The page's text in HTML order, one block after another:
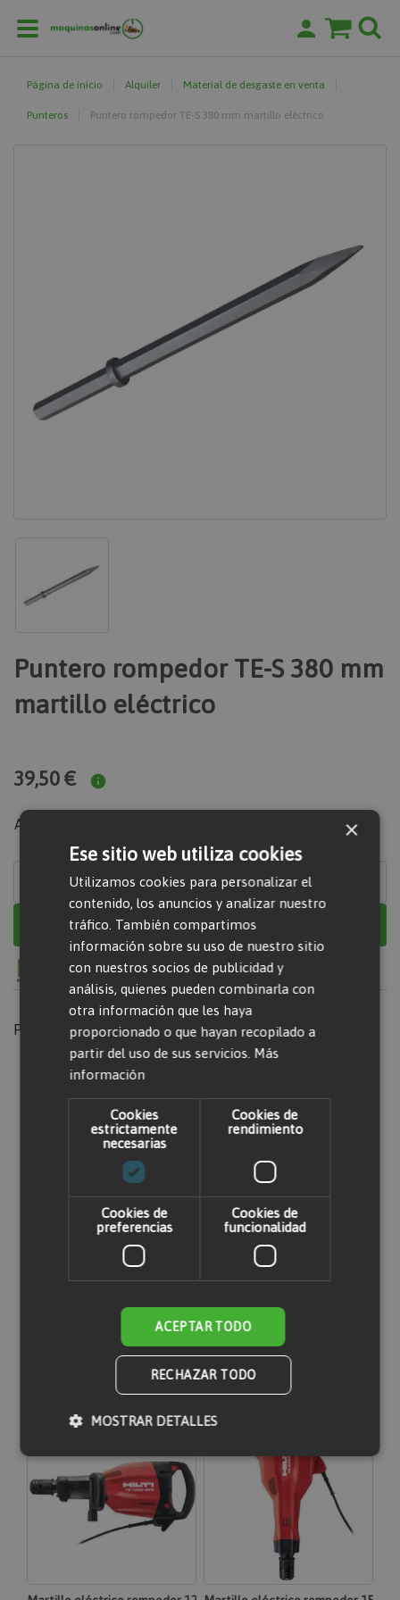
Página de inicio Alquiler Material de desgaste en venta
Punteros Puntero rompedor TE-S 380 mm martillo eléctrico
Puntero rompedor TE-S 380 mm
martillo eléctrico
39,50 €
Artículo en venta
Añadir al carrito
Puntero martillo eléctrico rompedor TE-S 380 mm
Valorar producto
Solo usuarios registrados pueden escribir
una cuenta
Quizás te pueda interesar
×
Ese sitio web utiliza cookies
Utilizamos cookies para personalizar el
contenido, los anuncios y analizar nuestro
tráfico. También compartimos
información sobre su uso de nuestro sitio
con nuestros socios de publicidad y
análisis, quienes pueden combinarla con
otra información que les haya
proporcionado o que hayan recopilado a
partir del uso de sus servicios. Más
información
Cookies
estrictamente
necesarias
Cookies de
rendimiento
Cookies de
preferencias
Cookies de
funcionalidad
ACEPTAR TODO
RECHAZAR TODO
MOSTRAR DETALLES
Cookies estrictamente necesarias
Cookies de rendimiento